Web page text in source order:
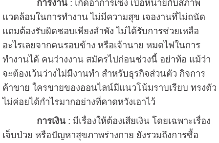
การงาน: เกิดอาการเซ็ง เบื่อหน่ายกับสภาพ
แวดล้อมในการทำงาน ไม่มีความสุข เจองานที่ไม่ถนัด
แถมต้องรับผิดชอบเพียงลำพัง ไม่ได้รับการช่วยเหลือ
อะไรเลยจากคนรอบข้าง หรือเจ้านาย หมดไฟในการ
ทำงานได้ คนว่างงาน สมัครไปก่อนช่วงนี้ อย่าท้อ แม้ว่า
จะต้องเว้นว่างไม่มีงานทำ สำหรับธุรกิจส่วนตัว กิจการ
ค้าขาย ใครขายของออนไลน์มีแนวโน้มราบเรียบ ทรงตัว
ไม่ค่อยได้กำไรมากอย่างที่คาดหวังเอาไว้
การเงิน: มีเรื่องให้ต้องเสียเงิน โดยเฉพาะเรื่อง
เจ็บป่วย หรือปัญหาสุขภาพร่างกาย ยังรวมถึงการซื้อ